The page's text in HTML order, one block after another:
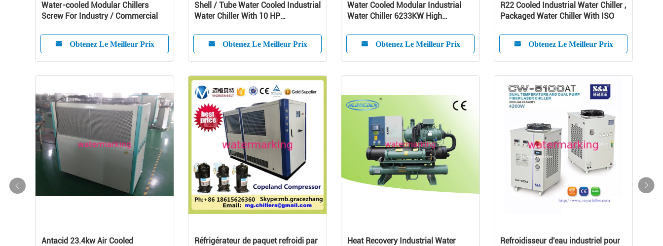
Water-cooled Modular Chillers
Screw For Industry / Commercial
Obtenez Le Meilleur Prix
Shell / Tube Water Cooled Industrial
Water Chiller With 10 HP
Obtenez Le Meilleur Prix
Water Cooled Modular Industrial
Water Chiller 6233KW High
Obtenez Le Meilleur Prix
R22 Cooled Industrial Water Chiller ,
Packaged Water Chiller With ISO
Obtenez Le Meilleur Prix
Antacid 23.4kw Air Cooled
Réfrigérateur de paquet refroidi par
Heat Recovery Industrial Water
Refroidisseur d'eau industriel pour